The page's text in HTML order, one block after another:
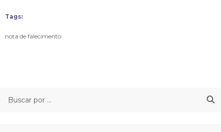
Tags:
nota de falecimento